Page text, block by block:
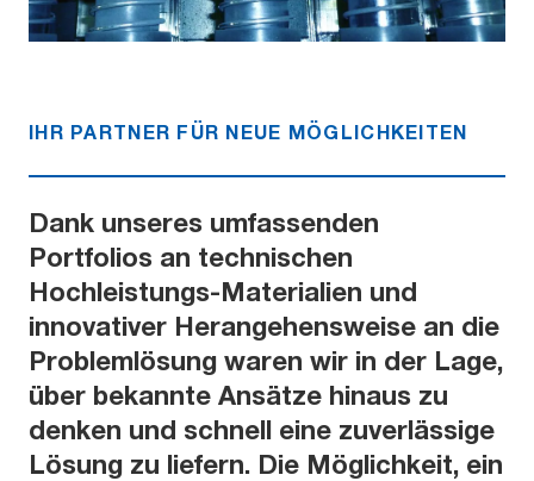
IHR PARTNER FÜR NEUE MÖGLICHKEITEN
Dank unseres umfassenden
Portfolios an technischen
Hochleistungs-Materialien und
innovativer Herangehensweise an die
Problemlösung waren wir in der Lage,
über bekannte Ansätze hinaus zu
denken und schnell eine zuverlässige
Lösung zu liefern. Die Möglichkeit, ein